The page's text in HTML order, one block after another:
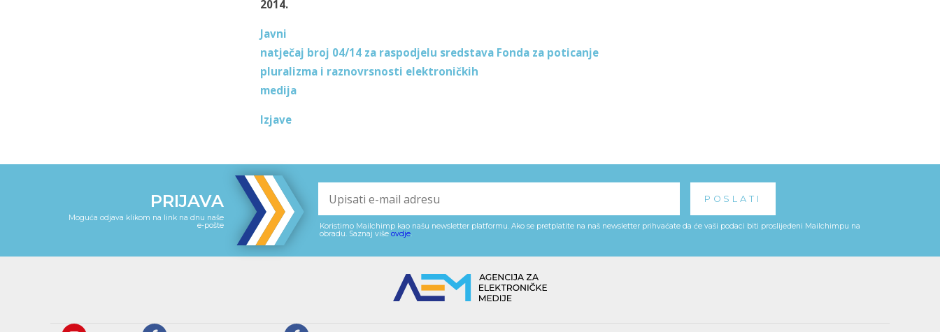
2014.
Javni
natječaj broj 04/14 za raspodjelu sredstava Fonda za poticanje
pluralizma i raznovrsnosti elektroničkih
medija
Izjave
PRIJAVA
Moguća odjava klikom na link na dnu naše
e-pošte
Koristimo Mailchimp kao našu newsletter platformu. Ako se pretplatite na naš newsletter prihvaćate da će vaši podaci biti proslijeđeni Mailchimpu na
obradu. Saznaj više ovdje.